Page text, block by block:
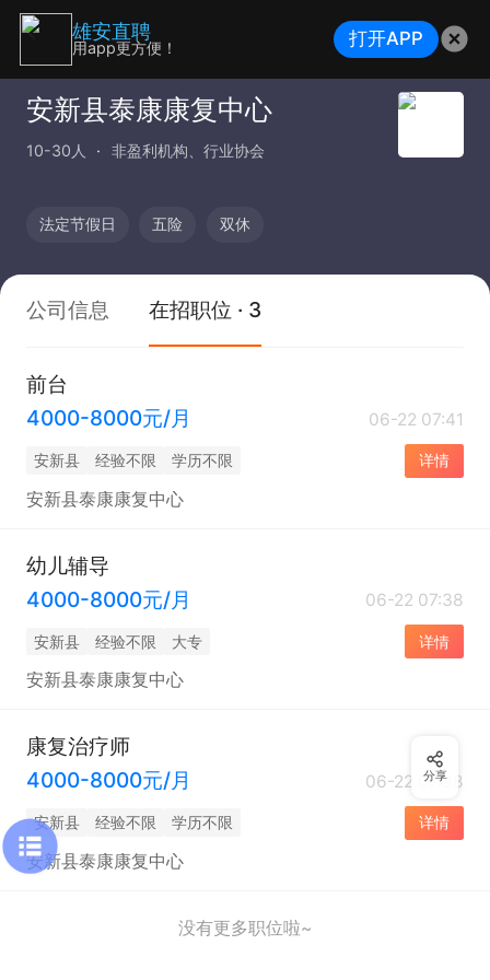
安新县泰康康复中心
10-30人 非盈利机构、行业协会
法定节假日 五险 双休
公司信息 在招职位 · 3
前台
4000-8000元/月
06-22 07:41
安新县 经验不限 学历不限 详情
安新县泰康康复中心
幼儿辅导
4000-8000元/月
06-22 07:38
安新县 经验不限 大专 详情
安新县泰康康复中心
康复治疗师
4000-8000元/月
06-22 07:38
安新县 经验不限 学历不限 详情
安新县泰康康复中心
没有更多职位啦~
分享
雄安直聘
用app更方便！ 打开APP